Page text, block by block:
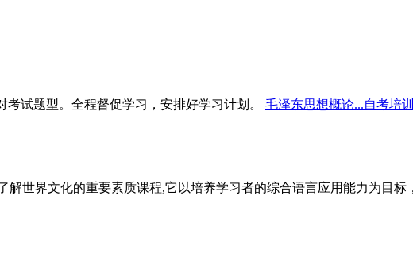
试题型。全程督促学习，安排好学习计划。 毛泽东思想概论...自考培
解世界文化的重要素质课程,它以培养学习者的综合语言应用能力为目